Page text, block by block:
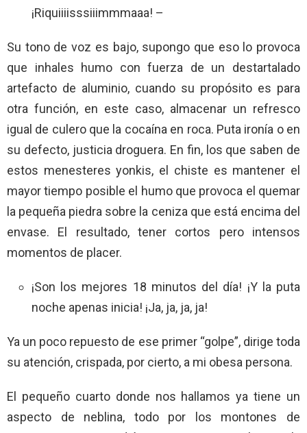
¡Riquiiiisssiiimmmaaa! –
Su tono de voz es bajo, supongo que eso lo provoca
que inhales humo con fuerza de un destartalado
artefacto de aluminio, cuando su propósito es para
otra función, en este caso, almacenar un refresco
igual de culero que la cocaína en roca. Puta ironía o en
su defecto, justicia droguera. En fin, los que saben de
estos menesteres yonkis, el chiste es mantener el
mayor tiempo posible el humo que provoca el quemar
la pequeña piedra sobre la ceniza que está encima del
envase. El resultado, tener cortos pero intensos
momentos de placer.
¡Son los mejores 18 minutos del día! ¡Y la puta
noche apenas inicia! ¡Ja, ja, ja, ja!
Ya un poco repuesto de ese primer “golpe”, dirige toda
su atención, crispada, por cierto, a mi obesa persona.
El pequeño cuarto donde nos hallamos ya tiene un
aspecto de neblina, todo por los montones de